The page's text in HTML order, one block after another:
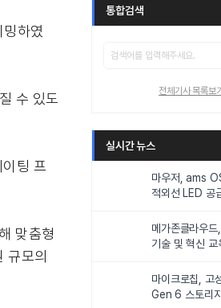
하였
수 있도
팅 프
맞춤형
규모의
통합검색
전체기사 목록보
실시간 뉴스
마우저, ams
적외선 LED 공
메가존클라우드
기술 및 혁신
마이크로칩, 고
Gen 6 스토리